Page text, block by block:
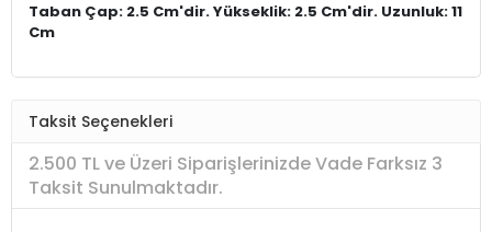
Taban Çap: 2.5 Cm'dir. Yükseklik: 2.5 Cm'dir. Uzunluk: 11
Cm
Taksit Seçenekleri
2.500 TL ve Üzeri Siparişlerinizde Vade Farksız 3
Taksit Sunulmaktadır.